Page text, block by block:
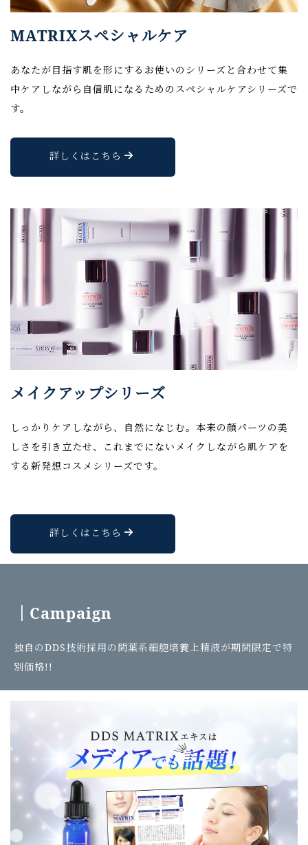
MATRIXスペシャルケア
あなたが目指す肌を形にするお使いのシリーズと合わせて集
中ケアしながら自信肌になるためのスペシャルケアシリーズで
す。
詳しくはこちら
メイクアップシリーズ
しっかりケアしながら、自然になじむ。本来の顔パーツの美
しさを引き立たせ、これまでにないメイクしながら肌ケアを
する新発想コスメシリーズです。
詳しくはこちら
｜Campaign
独自のDDS技術採用の間葉系細胞培養上精液が期間限定で特
別価格!!